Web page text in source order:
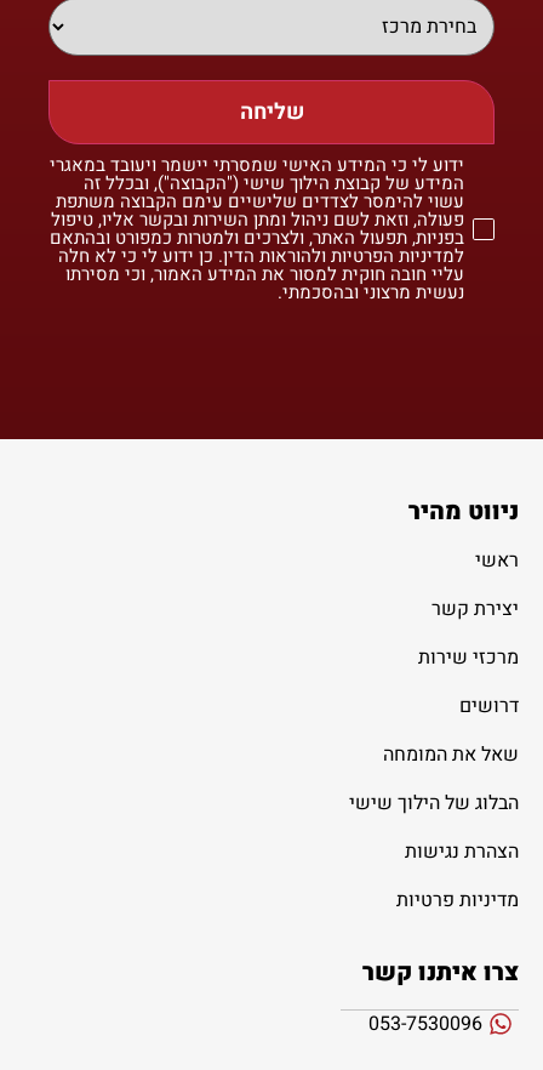
שליחה
ידוע לי כי המידע האישי שמסרתי יישמר ויעובד במאגרי
המידע של קבוצת הילוך שישי ("הקבוצה"), ובכלל זה
עשוי להימסר לצדדים שלישיים עימם הקבוצה משתפת
פעולה, וזאת לשם ניהול ומתן השירות ובקשר אליו, טיפול
בפניות, תפעול האתר, ולצרכים ולמטרות כמפורט ובהתאם
למדיניות הפרטיות ולהוראות הדין. כן ידוע לי כי לא חלה
עליי חובה חוקית למסור את המידע האמור, וכי מסירתו
נעשית מרצוני ובהסכמתי.
ניווט מהיר
ראשי
יצירת קשר
מרכזי שירות
דרושים
שאל את המומחה
הבלוג של הילוך שישי
הצהרת נגישות
מדיניות פרטיות
צרו איתנו קשר
053-7530096